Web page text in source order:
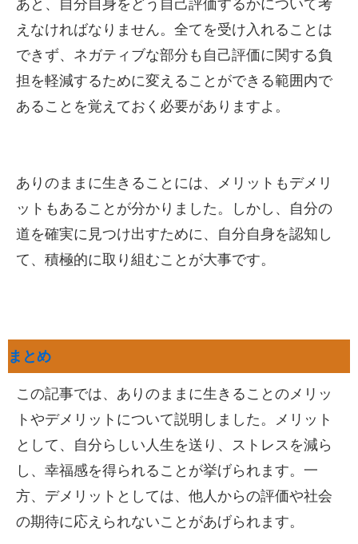
あと、自分自身をどう自己評価するかについて考
えなければなりません。全てを受け入れることは
できず、ネガティブな部分も自己評価に関する負
担を軽減するために変えることができる範囲内で
あることを覚えておく必要がありますよ。
ありのままに生きることには、メリットもデメリ
ットもあることが分かりました。しかし、自分の
道を確実に見つけ出すために、自分自身を認知し
て、積極的に取り組むことが大事です。
まとめ
この記事では、ありのままに生きることのメリッ
トやデメリットについて説明しました。メリット
として、自分らしい人生を送り、ストレスを減ら
し、幸福感を得られることが挙げられます。一
方、デメリットとしては、他人からの評価や社会
の期待に応えられないことがあげられます。